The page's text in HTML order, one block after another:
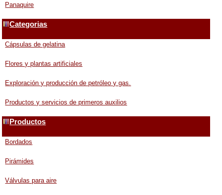
Panaquire
Categorias
Cápsulas de gelatina
Flores y plantas artificiales
Exploración y producción de petróleo y gas.
Productos y servicios de primeros auxilios
Productos
Bordados
Pirámides
Válvulas para aire